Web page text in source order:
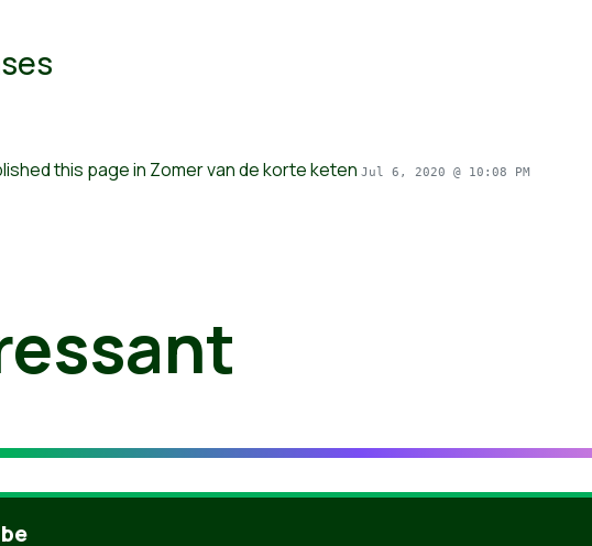
this page in Zomer van de korte keten Jul 6, 2020 @ 10:08 PM